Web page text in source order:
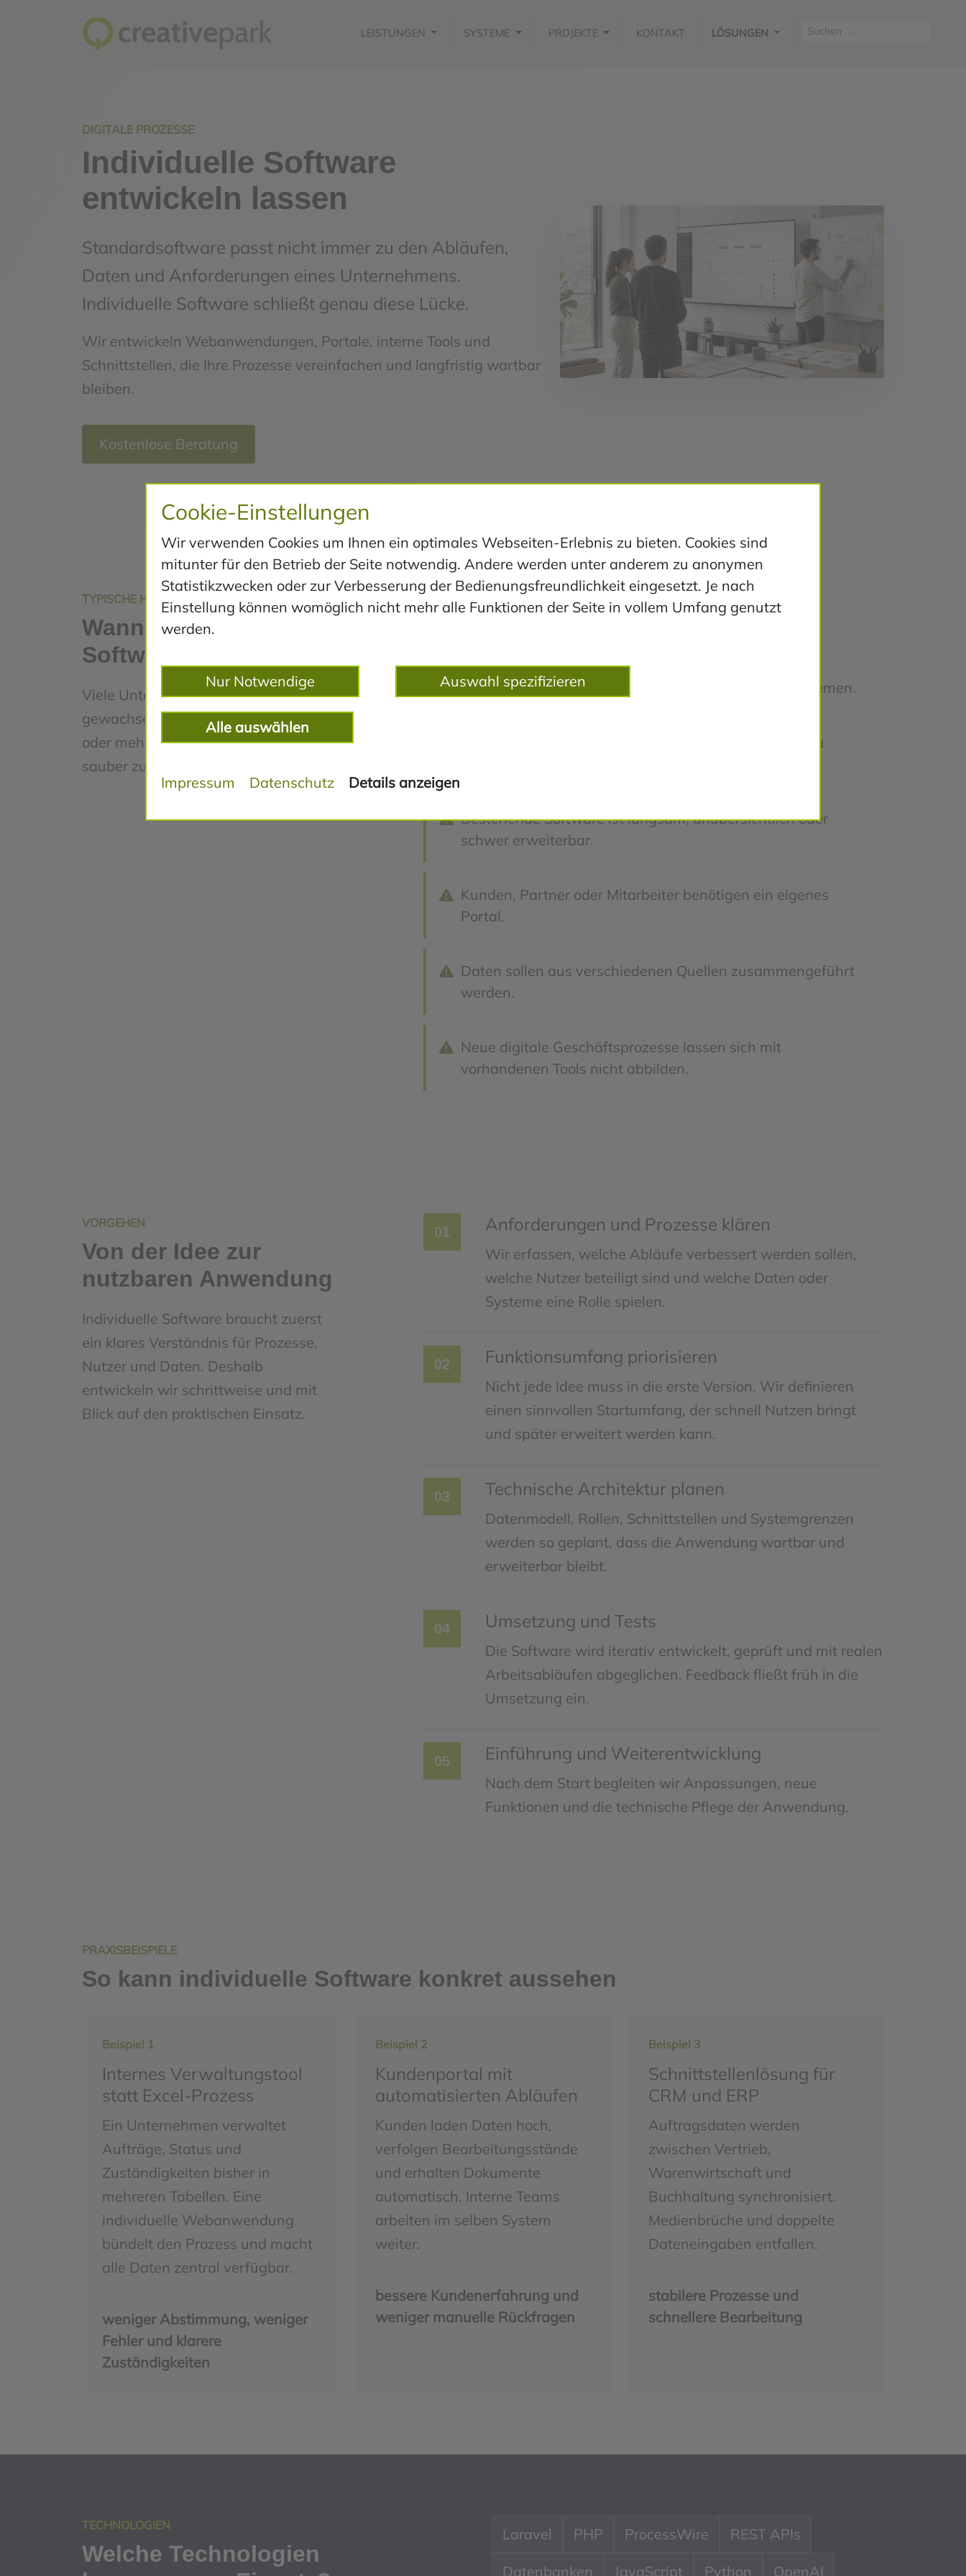
LEISTUNGEN SYSTEME PROJEKTE KONTAKT LÖSUNGEN
DIGITALE PROZESSE
Individuelle Software
entwickeln lassen
Standardsoftware passt nicht immer zu den Abläufen,
Daten und Anforderungen eines Unternehmens.
Individuelle Software schließt genau diese Lücke.
Wir entwickeln Webanwendungen, Portale, interne Tools und
Schnittstellen, die Ihre Prozesse vereinfachen und langfristig wartbar
bleiben.
Kostenlose Beratung
TYPISCHE HERAUSFORDERUNGEN
Wann individuelle
Software sinnvoll ist
Viele Unternehmen arbeiten mit
gewachsenen Abläufen, Excel-Listen
oder mehreren Systemen, die nicht
sauber zusammenspielen.
Standardsoftware deckt wichtige Arbeitsabläufe nicht
Mitarbeiter pflegen dieselben Daten in mehreren Systemen.
Excel-Dateien, E-Mails und manuelle Listen werden zu
Bestehende Software ist langsam, unübersichtlich oder
schwer erweiterbar.
Kunden, Partner oder Mitarbeiter benötigen ein eigenes
Portal.
Daten sollen aus verschiedenen Quellen zusammengeführt
werden.
Neue digitale Geschäftsprozesse lassen sich mit
vorhandenen Tools nicht abbilden.
VORGEHEN
Von der Idee zur
nutzbaren Anwendung
Individuelle Software braucht zuerst
ein klares Verständnis für Prozesse,
Nutzer und Daten. Deshalb
entwickeln wir schrittweise und mit
Blick auf den praktischen Einsatz.
01 Anforderungen und Prozesse klären
Wir erfassen, welche Abläufe verbessert werden sollen,
welche Nutzer beteiligt sind und welche Daten oder
Systeme eine Rolle spielen.
02 Funktionsumfang priorisieren
Nicht jede Idee muss in die erste Version. Wir definieren
einen sinnvollen Startumfang, der schnell Nutzen bringt
und später erweitert werden kann.
03 Technische Architektur planen
Datenmodell, Rollen, Schnittstellen und Systemgrenzen
werden so geplant, dass die Anwendung wartbar und
erweiterbar bleibt.
04 Umsetzung und Tests
Die Software wird iterativ entwickelt, geprüft und mit realen
Arbeitsabläufen abgeglichen. Feedback fließt früh in die
Umsetzung ein.
05 Einführung und Weiterentwicklung
Nach dem Start begleiten wir Anpassungen, neue
Funktionen und die technische Pflege der Anwendung.
PRAXISBEISPIELE
So kann individuelle Software konkret aussehen
Beispiel 1
Internes Verwaltungstool
statt Excel-Prozess
Ein Unternehmen verwaltet
Aufträge, Status und
Zuständigkeiten bisher in
mehreren Tabellen. Eine
individuelle Webanwendung
bündelt den Prozess und macht
alle Daten zentral verfügbar.
weniger Abstimmung, weniger
Fehler und klarere
Zuständigkeiten
Beispiel 2
Kundenportal mit
automatisierten Abläufen
Kunden laden Daten hoch,
verfolgen Bearbeitungsstände
und erhalten Dokumente
automatisch. Interne Teams
arbeiten im selben System
weiter.
bessere Kundenerfahrung und
weniger manuelle Rückfragen
Beispiel 3
Schnittstellenlösung für
CRM und ERP
Auftragsdaten werden
zwischen Vertrieb,
Warenwirtschaft und
Buchhaltung synchronisiert.
Medienbrüche und doppelte
Dateneingaben entfallen.
stabilere Prozesse und
schnellere Bearbeitung
TECHNOLOGIEN
Welche Technologien
Laravel PHP ProcessWire REST APIs
Datenbanken JavaScript Python OpenAI
Cookie-Einstellungen
Wir verwenden Cookies um Ihnen ein optimales Webseiten-Erlebnis zu bieten. Cookies sind
mitunter für den Betrieb der Seite notwendig. Andere werden unter anderem zu anonymen
Statistikzwecken oder zur Verbesserung der Bedienungsfreundlichkeit eingesetzt. Je nach
Einstellung können womöglich nicht mehr alle Funktionen der Seite in vollem Umfang genutzt
werden.
Nur Notwendige Auswahl spezifizieren
Alle auswählen
Impressum Datenschutz Details anzeigen